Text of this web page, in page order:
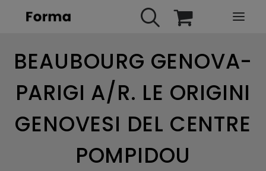
HOME
IN PRESENZA
E-LEARNING
BEAUBOURG GENOVA-
PARIGI A/R. LE ORIGINI
GENOVESI DEL CENTRE
POMPIDOU